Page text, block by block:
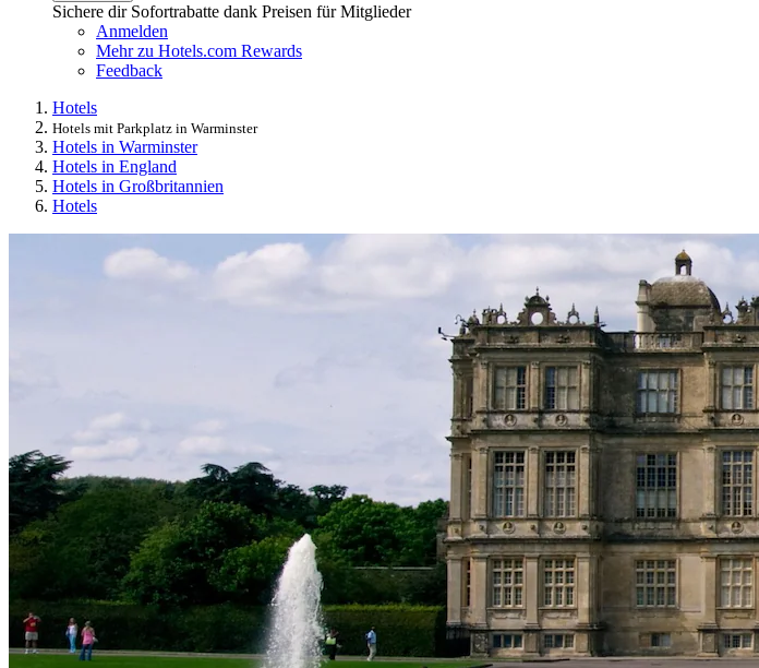
Sichere dir Sofortrabatte dank Preisen für Mitglieder
Anmelden
Mehr zu Hotels.com Rewards
Feedback
Hotels
Hotels mit Parkplatz in Warminster
Hotels in Warminster
Hotels in England
Hotels in Großbritannien
Hotels